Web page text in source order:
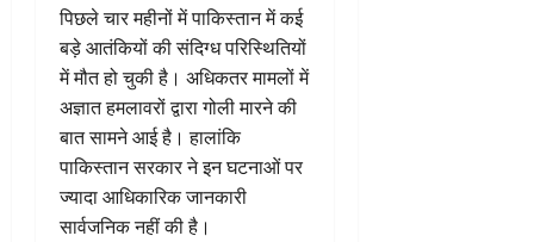
पिछले चार महीनों में पाकिस्तान में कई
बड़े आतंकियों की संदिग्ध परिस्थितियों
में मौत हो चुकी है। अधिकतर मामलों में
अज्ञात हमलावरों द्वारा गोली मारने की
बात सामने आई है। हालांकि
पाकिस्तान सरकार ने इन घटनाओं पर
ज्यादा आधिकारिक जानकारी
सार्वजनिक नहीं की है।